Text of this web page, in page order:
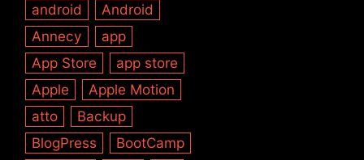
android
Android
Annecy
app
App Store
app store
Apple
Apple Motion
atto
Backup
BlogPress
BootCamp